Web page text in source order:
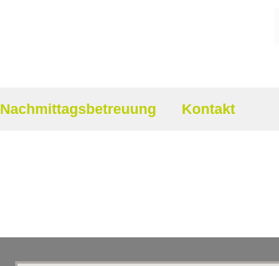
Nachmittagsbetreuung Kontakt